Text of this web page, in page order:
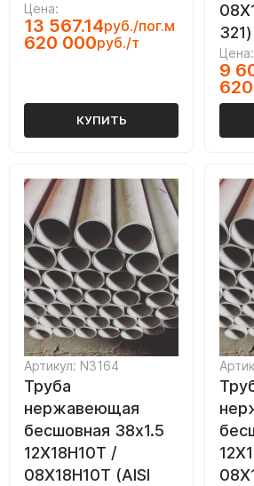
Цена:
13 567.14руб./пог.м
620 000руб./т
КУПИТЬ
321)
Цена:
9
Артикул: N3164
Труба
нержавеющая
бесшовная 38х1.5
12Х18Н10Т /
08Х18Н10Т (AISI